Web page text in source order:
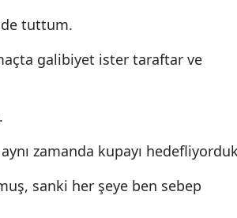
tuttum.
galibiyet ister taraftar ve
zamanda kupayı
sanki her şeye ben sebep